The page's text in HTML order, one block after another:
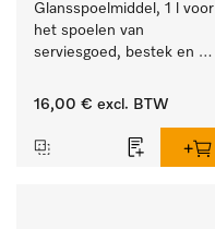
Glansspoelmiddel, 1 l voor
het spoelen van
serviesgoed, bestek en
16,00 € excl. BTW